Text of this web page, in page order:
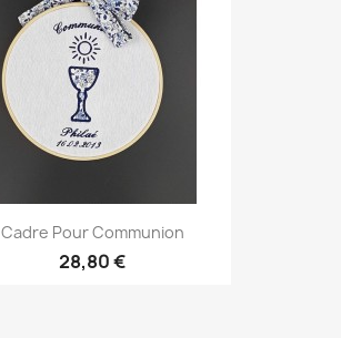
Cadre Pour Communion
28,80 €